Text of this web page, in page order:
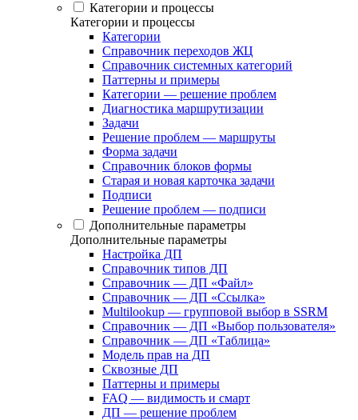
Категории и процессы
Категории и процессы
Категории
Справочник переходов ЖЦ
Справочник системных категорий
Паттерны и примеры
Категории — решение проблем
Диагностика маршрутизации
Задачи
Решение проблем — маршруты
Форма задачи
Справочник блоков формы
Старая и новая карточка задачи
Подписи
Решение проблем — подписи
Дополнительные параметры
Дополнительные параметры
Настройка ДП
Справочник типов ДП
Справочник — ДП «Файл»
Справочник — ДП «Ссылка»
Multilookup — групповой выбор в SSRM
Справочник — ДП «Выбор пользователя»
Справочник — ДП «Таблица»
Модель прав на ДП
Сквозные ДП
Паттерны и примеры
FAQ — видимость и смарт
ДП — решение проблем